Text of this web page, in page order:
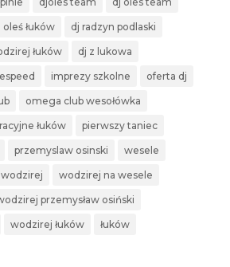
oleś łuków dj radzyn podlaski
łuków dj z lukowa
imprezy szkolne oferta dj
omega club wesołówka
łuków pierwszy taniec
przemyslaw osinski wesele
wodzirej wodzirej na wesele
przemysław osiński
wodzirej łuków łuków